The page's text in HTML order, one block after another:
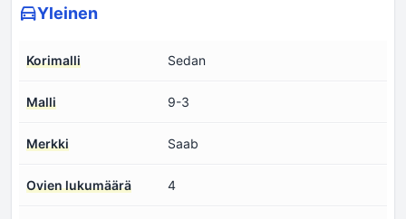
Yleinen
Korimalli Sedan
Malli 9-3
Merkki Saab
Ovien lukumäärä 4